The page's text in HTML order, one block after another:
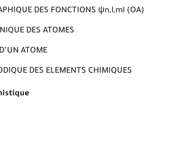
DES FONCTIONS ψn,l,ml (OA)
DES ATOMES
ATOME
DES ELEMENTS CHIMIQUES